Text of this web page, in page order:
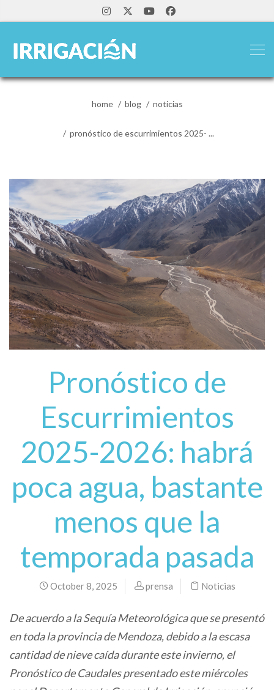
home blog noticias
pronóstico de escurrimientos 2025- ...
Pronóstico de
Escurrimientos
2025-2026: habrá
poca agua, bastante
menos que la
temporada pasada
October 8, 2025 prensa Noticias
De acuerdo a la Sequía Meteorológica que se presentó
en toda la provincia de Mendoza, debido a la escasa
cantidad de nieve caída durante este invierno, el
Pronóstico de Caudales presentado este miércoles